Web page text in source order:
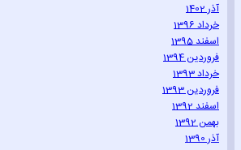
آذر 1402
خرداد 1396
اسفند 1395
فروردین 1394
خرداد 1393
فروردین 1393
اسفند 1392
بهمن 1392
آذر 1390